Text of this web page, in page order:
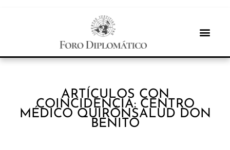
ARTÍCULOS CON
COINCIDENCIA: CENTRO
MÉDICO QUIRÓNSALUD DON
BENITO